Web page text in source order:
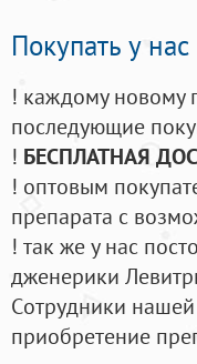
Покупать у
! каждому новому
последующие
! БЕСПЛАТНАЯ
! оптовым
препарата с
! так же у нас
дженерики
Cотрудники
приобретение